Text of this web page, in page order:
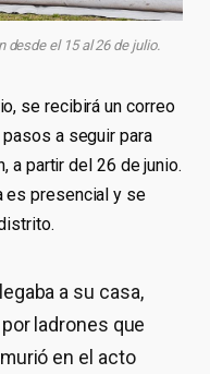
el 15 al 26 de julio.
se recibirá un correo
a seguir para
a partir del 26 de junio.
es presencial y se
a su casa,
ladrones que
en el acto